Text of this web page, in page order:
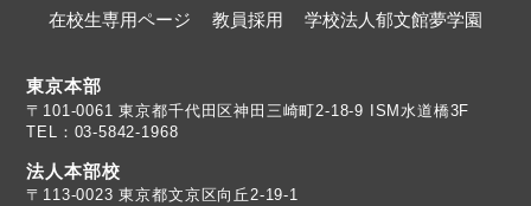
在校生専用ページ 教員採用 学校法人郁文館夢学園
東京本部
TEL：03-5842-1968
法人本部校
〒113-0023 東京都文京区向丘2-19-1